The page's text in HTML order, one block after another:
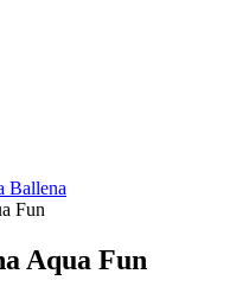
Ballena
Fun
Aqua Fun